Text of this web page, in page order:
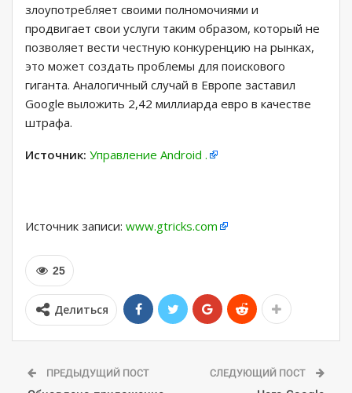
злоупотребляет своими полномочиями и
продвигает свои услуги таким образом, который не
позволяет вести честную конкуренцию на рынках,
это может создать проблемы для поискового
гиганта. Аналогичный случай в Европе заставил
Google выложить 2,42 миллиарда евро в качестве
штрафа.
Источник: Управление Android .
Источник записи: www.gtricks.com
25
Делиться
ПРЕДЫДУЩИЙ ПОСТ СЛЕДУЮЩИЙ ПОСТ